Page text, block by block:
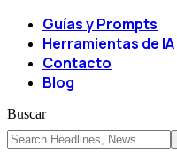
Guías y Prompts
Herramientas de IA
Contacto
Blog
Buscar